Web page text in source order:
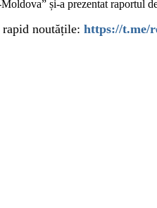
și-a prezentat raportul
rapid noutățile: https://t.me/